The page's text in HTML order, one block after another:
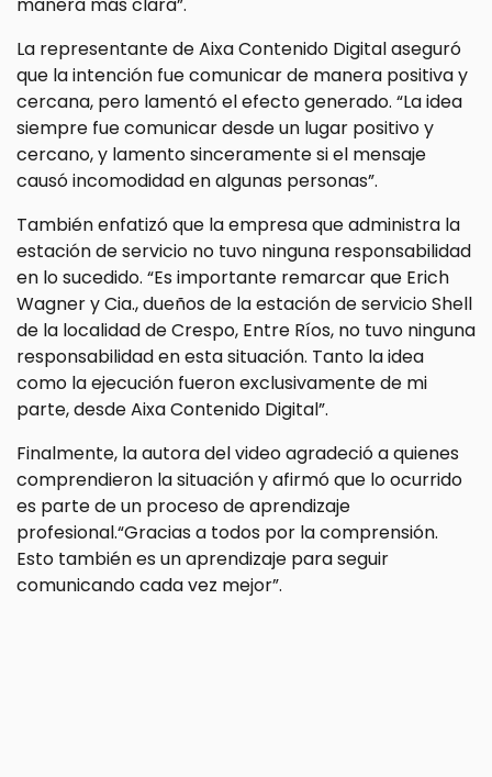
manera más clara”.
La representante de Aixa Contenido Digital aseguró
que la intención fue comunicar de manera positiva y
cercana, pero lamentó el efecto generado. “La idea
siempre fue comunicar desde un lugar positivo y
cercano, y lamento sinceramente si el mensaje
causó incomodidad en algunas personas”.
También enfatizó que la empresa que administra la
estación de servicio no tuvo ninguna responsabilidad
en lo sucedido. “Es importante remarcar que Erich
Wagner y Cia., dueños de la estación de servicio Shell
de la localidad de Crespo, Entre Ríos, no tuvo ninguna
responsabilidad en esta situación. Tanto la idea
como la ejecución fueron exclusivamente de mi
parte, desde Aixa Contenido Digital”.
Finalmente, la autora del video agradeció a quienes
comprendieron la situación y afirmó que lo ocurrido
es parte de un proceso de aprendizaje
profesional.“Gracias a todos por la comprensión.
Esto también es un aprendizaje para seguir
comunicando cada vez mejor”.